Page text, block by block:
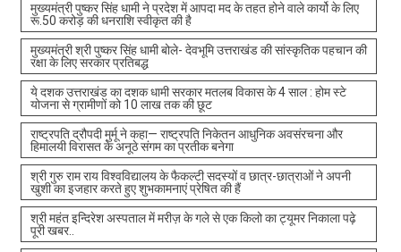
मुख्यमंत्री पुष्कर सिंह धामी ने प्रदेश में आपदा मद के तहत होने वाले कार्यो के लिए
रू.50 करोड़ की धनराशि स्वीकृत की है
मुख्यमंत्री श्री पुष्कर सिंह धामी बोले- देवभूमि उत्तराखंड की सांस्कृतिक पहचान की
रक्षा के लिए सरकार प्रतिबद्ध
ये दशक उत्तराखंड का दशक धामी सरकार मतलब विकास के 4 साल : होम स्टे
योजना से ग्रामीणों को 10 लाख तक की छूट
राष्ट्रपति द्रौपदी मुर्मू ने कहा— राष्ट्रपति निकेतन आधुनिक अवसंरचना और
हिमालयी विरासत के अनूठे संगम का प्रतीक बनेगा
श्री गुरु राम राय विश्वविद्यालय के फैकल्टी सदस्यों व छात्र-छात्राओं ने अपनी
खुशी का इजहार करते हुए शुभकामनाएं प्रेषित की हैं
श्री महंत इन्दिरेश अस्पताल में मरीज़ के गले से एक किलो का ट्यूमर निकाला पढ़े
पूरी खबर..